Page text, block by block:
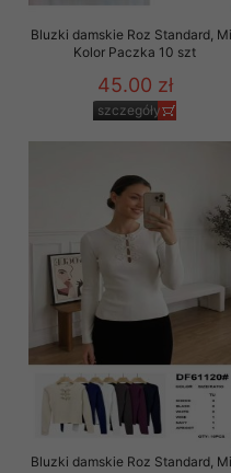
Bluzki damskie Roz Standard,
Kolor Paczka 10 szt
45.00 zł
szczegóły
Bluzki damskie Roz Standard,